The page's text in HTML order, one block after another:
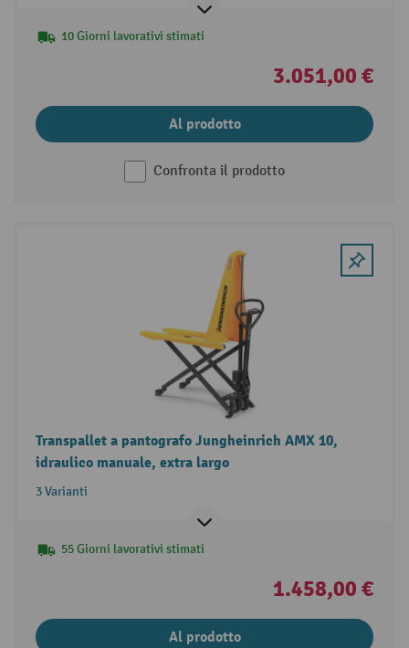
10 Giorni lavorativi stimati
3.051,00 €
Al prodotto
Confronta il prodotto
Transpallet a pantografo Jungheinrich AMX 10,
idraulico manuale, extra largo
3 Varianti
55 Giorni lavorativi stimati
1.458,00 €
Al prodotto